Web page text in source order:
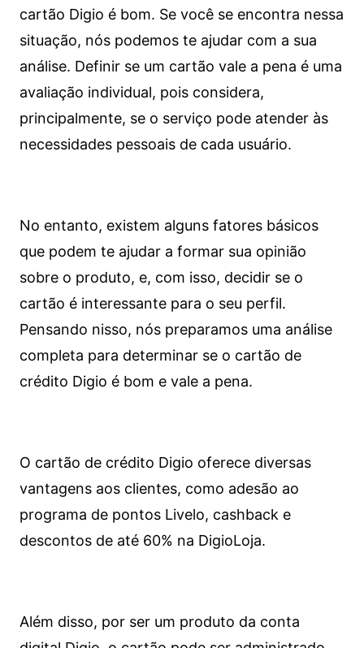
cartão Digio é bom. Se você se encontra nessa
situação, nós podemos te ajudar com a sua
análise. Definir se um cartão vale a pena é uma
avaliação individual, pois considera,
principalmente, se o serviço pode atender às
necessidades pessoais de cada usuário.
No entanto, existem alguns fatores básicos
que podem te ajudar a formar sua opinião
sobre o produto, e, com isso, decidir se o
cartão é interessante para o seu perfil.
Pensando nisso, nós preparamos uma análise
completa para determinar se o cartão de
crédito Digio é bom e vale a pena.
O cartão de crédito Digio oferece diversas
vantagens aos clientes, como adesão ao
programa de pontos Livelo, cashback e
descontos de até 60% na DigioLoja.
Além disso, por ser um produto da conta